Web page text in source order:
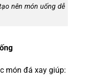
nên món uống dễ
món đá xay giúp: